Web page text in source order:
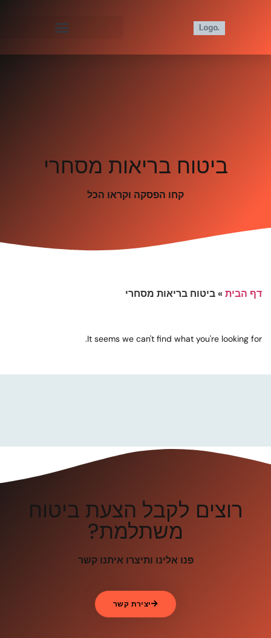
ביטוח בריאות מסחרי
קחו הפסקה וקראו הכל
דף הבית»ביטוח בריאות מסחרי
It seems we can't find what you're looking for.
רוצים לקבל הצעת ביטוח
משתלמת?
פנו אלינו ותיצרו איתנו קשר
יצירת קשר